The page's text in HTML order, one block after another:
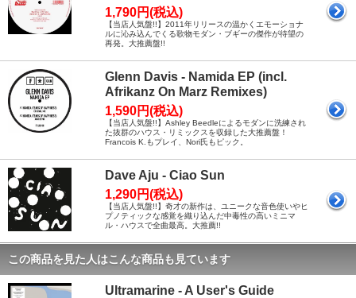
1,790円(税込)
【当店人気盤!!】2011年リリースの温かくエモーショナ
ルに沁み込んでくる歌物モダン・ブギーの傑作が待望の
再発。大推薦盤!!
Glenn Davis - Namida EP (incl.
Afrikanz On Marz Remixes)
1,590円(税込)
【当店人気盤!!】Ashley Beedleによるモダンに洗練され
た抜群のハウス・リミックスを収録した大推薦盤！
Francois K.もプレイ、Nori氏もピック。
Dave Aju - Ciao Sun
1,290円(税込)
【当店人気盤!!】奇才の新作は、ユニークな音色使いやヒ
プノティックな感覚を織り込んだ中毒性の高いミニマ
ル・ハウスで全曲最高。大推薦!!
この商品を見た人はこんな商品も見ています
Ultramarine - A User's Guide